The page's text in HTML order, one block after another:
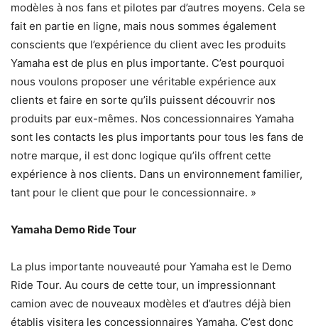
modèles à nos fans et pilotes par d’autres moyens. Cela se
fait en partie en ligne, mais nous sommes également
conscients que l’expérience du client avec les produits
Yamaha est de plus en plus importante. C’est pourquoi
nous voulons proposer une véritable expérience aux
clients et faire en sorte qu’ils puissent découvrir nos
produits par eux-mêmes. Nos concessionnaires Yamaha
sont les contacts les plus importants pour tous les fans de
notre marque, il est donc logique qu’ils offrent cette
expérience à nos clients. Dans un environnement familier,
tant pour le client que pour le concessionnaire. »
Yamaha Demo Ride Tour
La plus importante nouveauté pour Yamaha est le Demo
Ride Tour. Au cours de cette tour, un impressionnant
camion avec de nouveaux modèles et d’autres déjà bien
établis visitera les concessionnaires Yamaha. C’est donc